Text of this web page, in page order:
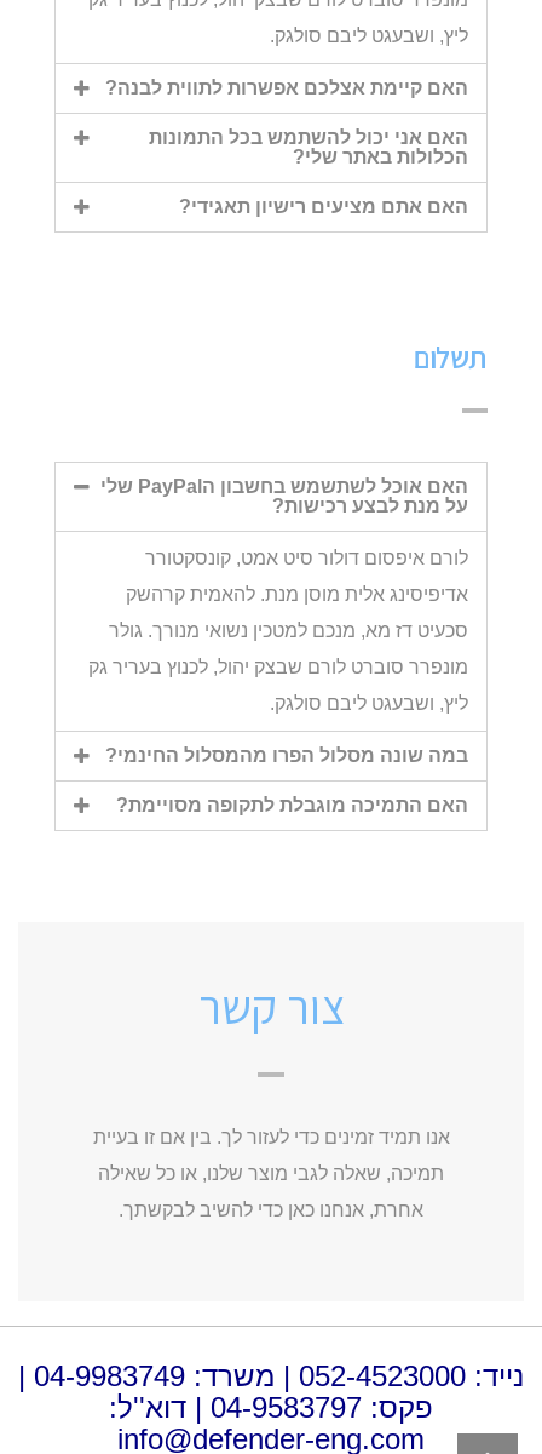
ליץ, ושבעגט ליבם סולגק.
האם קיימת אצלכם אפשרות לתווית לבנה?
האם אני יכול להשתמש בכל התמונות
הכלולות באתר שלי?
האם אתם מציעים רישיון תאגידי?
תשלום
האם אוכל לשתשמש בחשבון הPayPal שלי
על מנת לבצע רכישות?
לורם איפסום דולור סיט אמט, קונסקטורר
אדיפיסינג אלית מוסן מנת. להאמית קרהשק
סכעיט דז מא, מנכם למטכין נשואי מנורך. גולר
מונפרר סוברט לורם שבצק יהול, לכנוץ בעריר גק
ליץ, ושבעגט ליבם סולגק.
במה שונה מסלול הפרו מהמסלול החינמי?
האם התמיכה מוגבלת לתקופה מסויימת?
צור קשר
אנו תמיד זמינים כדי לעזור לך. בין אם זו בעיית
תמיכה, שאלה לגבי מוצר שלנו, או כל שאילה
אחרת, אנחנו כאן כדי להשיב לבקשתך.
נייד: 052-4523000 | משרד: 04-9983749 |
פקס: 04-9583797 | דוא''ל:
info@defender-eng.com